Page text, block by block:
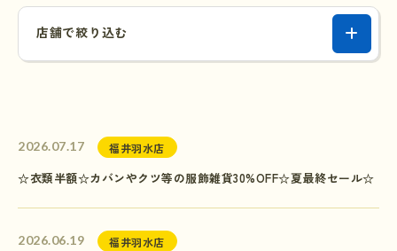
店舗で絞り込む
2026.07.17 福井羽水店
☆衣類半額☆カバンやクツ等の服飾雑貨30%OFF☆夏最終セール☆
2026.06.19 福井羽水店